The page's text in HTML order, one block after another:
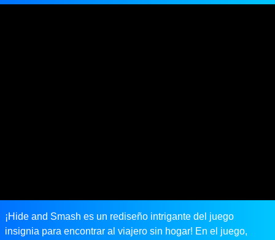
¡Hide and Smash es un rediseño intrigante del juego
insignia para encontrar al viajero sin hogar! En el juego,